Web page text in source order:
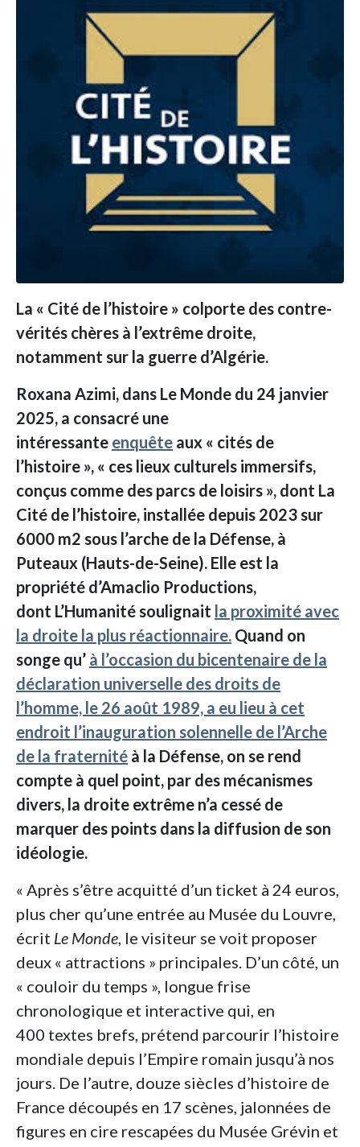
La « Cité de l’histoire » colporte des contre-
vérités chères à l’extrême droite,
notamment sur la guerre d’Algérie.
Roxana Azimi, dans Le Monde du 24 janvier
2025, a consacré une
intéressante enquête aux « cités de
l’histoire », « ces lieux culturels immersifs,
conçus comme des parcs de loisirs », dont La
Cité de l’histoire, installée depuis 2023 sur
6000 m2 sous l’arche de la Défense, à
Puteaux (Hauts-de-Seine). Elle est la
propriété d’Amaclio Productions,
dont L’Humanité soulignait la proximité avec
la droite la plus réactionnaire. Quand on
songe qu’ à l’occasion du bicentenaire de la
déclaration universelle des droits de
l’homme, le 26 août 1989, a eu lieu à cet
endroit l’inauguration solennelle de l’Arche
de la fraternité à la Défense, on se rend
compte à quel point, par des mécanismes
divers, la droite extrême n’a cessé de
marquer des points dans la diffusion de son
idéologie.
« Après s’être acquitté d’un ticket à 24 euros,
plus cher qu’une entrée au Musée du Louvre,
écrit Le Monde, le visiteur se voit proposer
deux « attractions » principales. D’un côté, un
« couloir du temps », longue frise
chronologique et interactive qui, en
400 textes brefs, prétend parcourir l’histoire
mondiale depuis l’Empire romain jusqu’à nos
jours. De l’autre, douze siècles d’histoire de
France découpés en 17 scènes, jalonnées de
figures en cire rescapées du Musée Grévin et